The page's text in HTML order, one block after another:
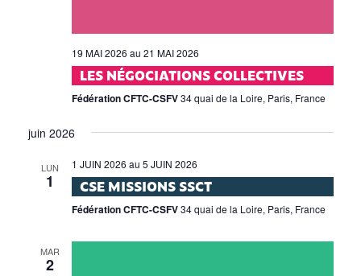
19 MAI 2026 au 21 MAI 2026
LES NÉGOCIATIONS COLLECTIVES
Fédération CFTC-CSFV34 quai de la Loire, Paris, France
juin 2026
LUN
1
1 JUIN 2026 au 5 JUIN 2026
CSE MISSIONS SSCT
Fédération CFTC-CSFV34 quai de la Loire, Paris, France
MAR
2